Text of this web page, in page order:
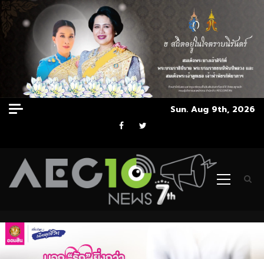
Skip
to
Sun. Aug 9th, 2026
Facebook
Twitter
Primary